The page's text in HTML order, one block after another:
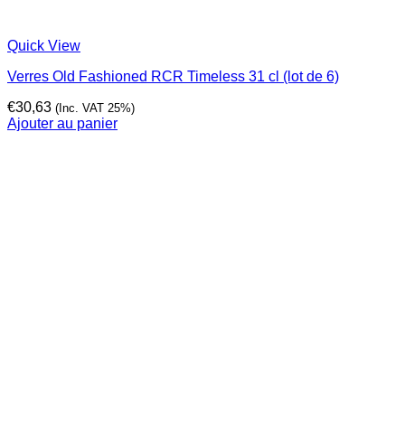
Quick View
Verres Old Fashioned RCR Timeless 31 cl (lot de 6)
€30,63 (Inc. VAT 25%)
Ajouter au panier